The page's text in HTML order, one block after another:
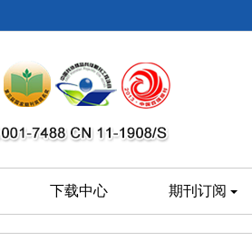
下载中心 期刊订阅